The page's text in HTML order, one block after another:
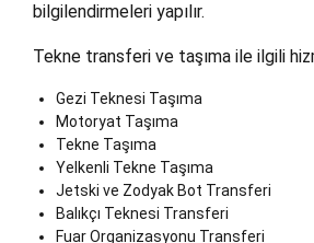
bilgilendirmeleri yapılır.
Tekne transferi ve taşıma ile ilgili
Gezi Teknesi Taşıma
Motoryat Taşıma
Tekne Taşıma
Yelkenli Tekne Taşıma
Jetski ve Zodyak Bot Transferi
Balıkçı Teknesi Transferi
Fuar Organizasyonu Transferi